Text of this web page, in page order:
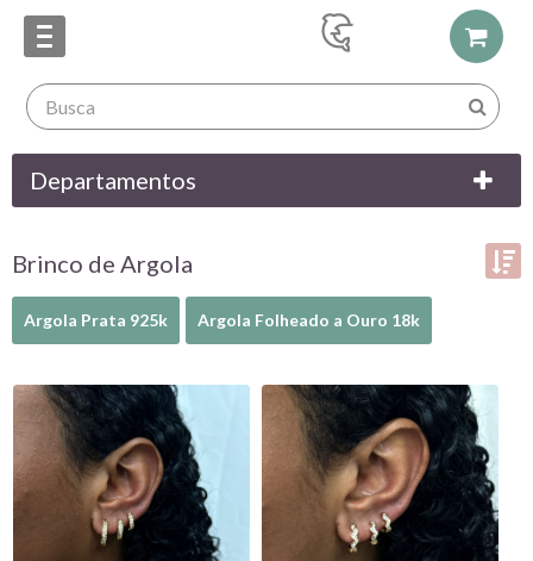
Departamentos
Brinco de Argola
Ordenar por:
COMPARAR PRODUTOS (0)
Argola Prata 925k Argola Folheado a Ouro 18k